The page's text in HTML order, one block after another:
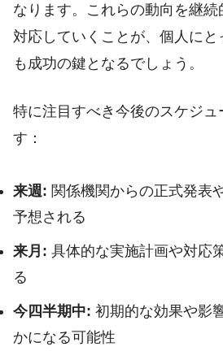
なります。これらの動向を継
対応していくことが、個人に
も成功の鍵となるでしょう。
特に注目すべき今後のスケジ
す：
来週: 関係機関からの正式発表
予想される
来月: 具体的な実施計画や対応
る
今四半期中: 初期的な効果や影
かになる可能性